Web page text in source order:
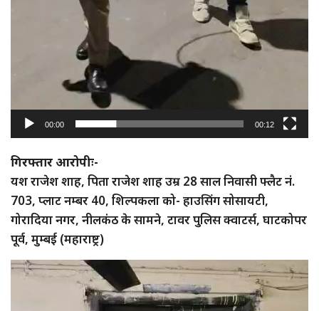
00:00 00:12
गिरफ्तार आरोपीः-
यश राजेश शाह, पिता राजेश शाह उम्र 28 साल निवासी फ्लैट नं.
703, प्लाट नम्बर 40, शिल्पकला को- हाउसिंग सोसायटी,
गोरादिया नगर, नीलकंठ के सामने, टावर पुलिस क्वाटर्स, घाटकोपर
पूर्व, मुम्बई (महाराष्ट्र)
Video